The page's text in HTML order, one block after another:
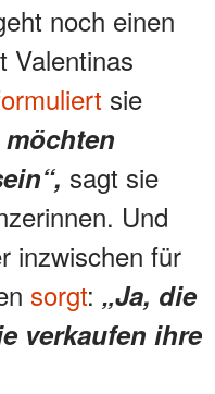
noch einen
Valentinas
sie
möchten
sagt sie
Und
inzwischen für
sorgt: „Ja, die
verkaufen ihre